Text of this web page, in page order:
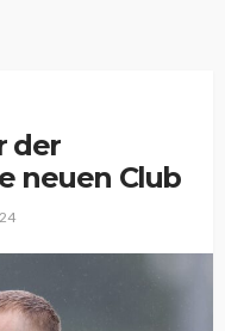
der
neuen Club